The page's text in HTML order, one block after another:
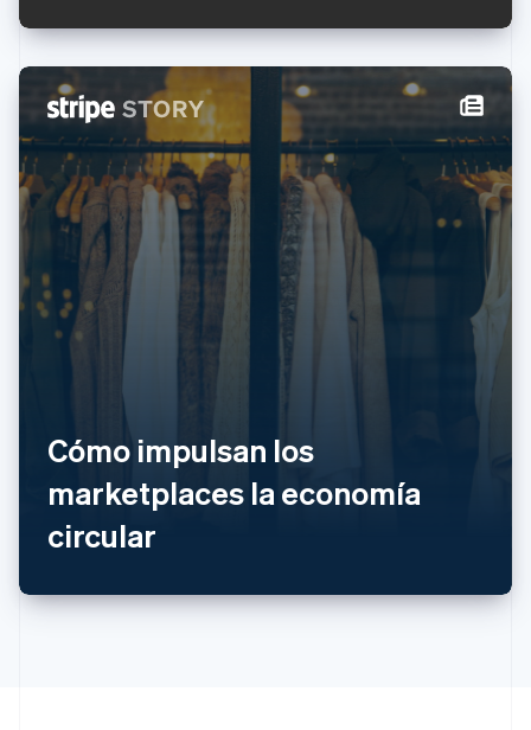
Cómo impulsan los
marketplaces la economía
circular
Malasia
English
México
EspañolEnglish
Noruega
English
Nueva Zelanda
English
Países Bajos
Nederlands
Polonia
English简体中文
Reino Unido
English
República Checa
English
Singapur